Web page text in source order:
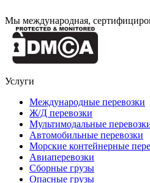
Мы международная,
Услуги
Международные перевозки
Ж/Д перевозки
Мультимодальные
Автомобильные перевозки
Морские контейнерные
Авиаперевозки
Сборные грузы
Опасные грузы